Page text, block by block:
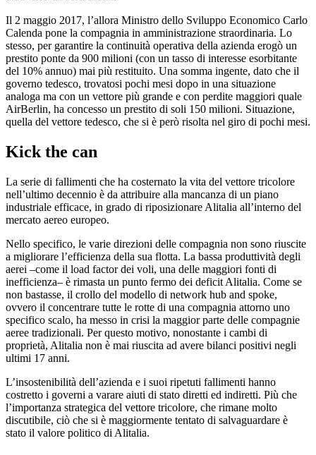
Il 2 maggio 2017, l’allora Ministro dello Sviluppo Economico Carlo
Calenda pone la compagnia in amministrazione straordinaria. Lo
stesso, per garantire la continuità operativa della azienda erogò un
prestito ponte da 900 milioni (con un tasso di interesse esorbitante
del 10% annuo) mai più restituito. Una somma ingente, dato che il
governo tedesco, trovatosi pochi mesi dopo in una situazione
analoga ma con un vettore più grande e con perdite maggiori quale
AirBerlin, ha concesso un prestito di soli 150 milioni. Situazione,
quella del vettore tedesco, che si è però risolta nel giro di pochi mesi.
Kick the can
La serie di fallimenti che ha costernato la vita del vettore tricolore
nell’ultimo decennio è da attribuire alla mancanza di un piano
industriale efficace, in grado di riposizionare Alitalia all’interno del
mercato aereo europeo.
Nello specifico, le varie direzioni delle compagnia non sono riuscite
a migliorare l’efficienza della sua flotta. La bassa produttività degli
aerei –come il load factor dei voli, una delle maggiori fonti di
inefficienza– è rimasta un punto fermo dei deficit Alitalia. Come se
non bastasse, il crollo del modello di network hub and spoke,
ovvero il concentrare tutte le rotte di una compagnia attorno uno
specifico scalo, ha messo in crisi la maggior parte delle compagnie
aeree tradizionali. Per questo motivo, nonostante i cambi di
proprietà, Alitalia non è mai riuscita ad avere bilanci positivi negli
ultimi 17 anni.
L’insostenibilità dell’azienda e i suoi ripetuti fallimenti hanno
costretto i governi a varare aiuti di stato diretti ed indiretti. Più che
l’importanza strategica del vettore tricolore, che rimane molto
discutibile, ciò che si è maggiormente tentato di salvaguardare è
stato il valore politico di Alitalia.